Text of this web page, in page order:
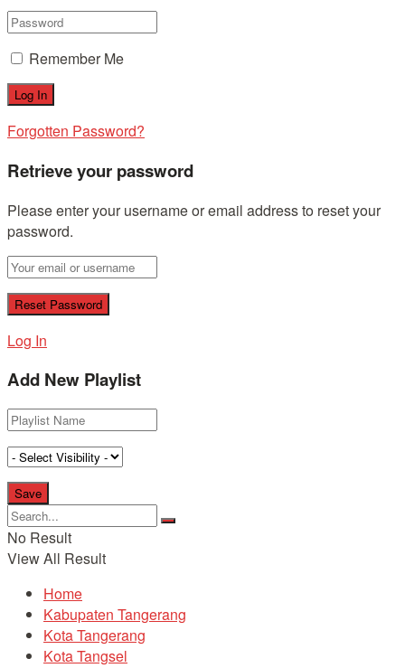
Remember Me
Forgotten Password?
Retrieve your password
Please enter your username or email address to reset your
password.
Log In
Add New Playlist
No Result
View All Result
Home
Kabupaten Tangerang
Kota Tangerang
Kota Tangsel